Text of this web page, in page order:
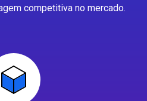
competitiva no mercado.